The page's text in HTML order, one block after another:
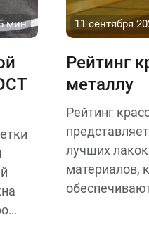
мин 11 сентября
Рейтинг
металлу
Рейтинг
лучших
материалов,